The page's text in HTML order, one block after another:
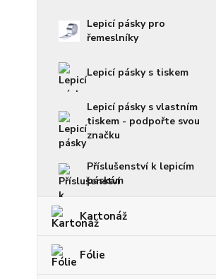
Lepicí pásky pro
řemeslníky
Lepicí pásky s tiskem
Lepicí pásky s vlastním
tiskem - podpořte svou
značku
Příslušenství k lepicím
páskám
Kartonáž
Fólie